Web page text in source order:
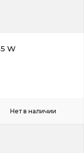
W
Нет в наличии